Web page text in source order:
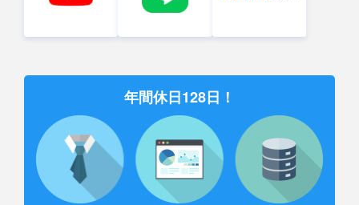
年間休日128日！